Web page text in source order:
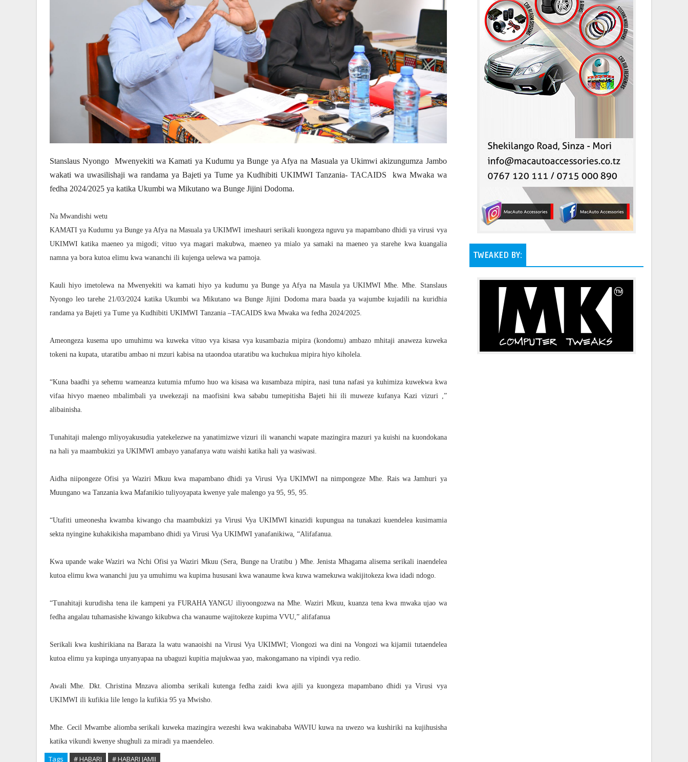
Stanslaus Nyongo Mwenyekiti wa Kamati ya Kudumu ya Bunge ya Afya na Masuala ya Ukimwi akizungumza Jambo
wakati wa uwasilishaji wa randama ya Bajeti ya Tume ya Kudhibiti UKIMWI Tanzania- TACAIDS kwa Mwaka wa
fedha 2024/2025 ya katika Ukumbi wa Mikutano wa Bunge Jijini Dodoma.
Na Mwandishi wetu
KAMATI ya Kudumu ya Bunge ya Afya na Masuala ya UKIMWI imeshauri serikali kuongeza nguvu ya mapambano dhidi ya virusi vya
UKIMWI katika maeneo ya migodi; vituo vya magari makubwa, maeneo ya mialo ya samaki na maeneo ya starehe kwa kuangalia
namna ya bora kutoa elimu kwa wananchi ili kujenga uelewa wa pamoja.
Kauli hiyo imetolewa na Mwenyekiti wa kamati hiyo ya kudumu ya Bunge ya Afya na Masula ya UKIMWI Mhe. Mhe. Stanslaus
Nyongo leo tarehe 21/03/2024 katika Ukumbi wa Mikutano wa Bunge Jijini Dodoma mara baada ya wajumbe kujadili na kuridhia
randama ya Bajeti ya Tume ya Kudhibiti UKIMWI Tanzania –TACAIDS kwa Mwaka wa fedha 2024/2025.
Ameongeza kusema upo umuhimu wa kuweka vituo vya kisasa vya kusambazia mipira (kondomu) ambazo mhitaji anaweza kuweka
tokeni na kupata, utaratibu ambao ni mzuri kabisa na utaondoa utaratibu wa kuchukua mipira hiyo kiholela.
“Kuna baadhi ya sehemu wameanza kutumia mfumo huo wa kisasa wa kusambaza mipira, nasi tuna nafasi ya kuhimiza kuwekwa kwa
vifaa hivyo maeneo mbalimbali ya uwekezaji na maofisini kwa sababu tumepitisha Bajeti hii ili muweze kufanya Kazi vizuri ,”
alibainisha.
Tunahitaji malengo mliyoyakusudia yatekelezwe na yanatimizwe vizuri ili wananchi wapate mazingira mazuri ya kuishi na kuondokana
na hali ya maambukizi ya UKIMWI ambayo yanafanya watu waishi katika hali ya wasiwasi.
Aidha niipongeze Ofisi ya Waziri Mkuu kwa mapambano dhidi ya Virusi Vya UKIMWI na nimpongeze Mhe. Rais wa Jamhuri ya
Muungano wa Tanzania kwa Mafanikio tuliyoyapata kwenye yale malengo ya 95, 95, 95.
“Utafiti umeonesha kwamba kiwango cha maambukizi ya Virusi Vya UKIMWI kinazidi kupungua na tunakazi kuendelea kusimamia
sekta nyingine kuhakikisha mapambano dhidi ya Virusi Vya UKIMWI yanafanikiwa, “Alifafanua.
Kwa upande wake Waziri wa Nchi Ofisi ya Waziri Mkuu (Sera, Bunge na Uratibu ) Mhe. Jenista Mhagama alisema serikali inaendelea
kutoa elimu kwa wananchi juu ya umuhimu wa kupima hususani kwa wanaume kwa kuwa wamekuwa wakijitokeza kwa idadi ndogo.
“Tunahitaji kurudisha tena ile kampeni ya FURAHA YANGU iliyoongozwa na Mhe. Waziri Mkuu, kuanza tena kwa mwaka ujao wa
fedha angalau tuhamasishe kiwango kikubwa cha wanaume wajitokeze kupima VVU,” alifafanua
Serikali kwa kushirikiana na Baraza la watu wanaoishi na Virusi Vya UKIMWI; Viongozi wa dini na Vongozi wa kijamii tutaendelea
kutoa elimu ya kupinga unyanyapaa na ubaguzi kupitia majukwaa yao, makongamano na vipindi vya redio.
Awali Mhe. Dkt. Christina Mnzava aliomba serikali kutenga fedha zaidi kwa ajili ya kuongeza mapambano dhidi ya Virusi vya
UKIMWI ili kufikia lile lengo la kufikia 95 ya Mwisho.
Mhe. Cecil Mwambe aliomba serikali kuweka mazingira wezeshi kwa wakinababa WAVIU kuwa na uwezo wa kushiriki na kujihusisha
katika vikundi kwenye shughuli za miradi ya maendeleo.
Tags # HABARI # HABARI JAMII
TWEAKED BY: